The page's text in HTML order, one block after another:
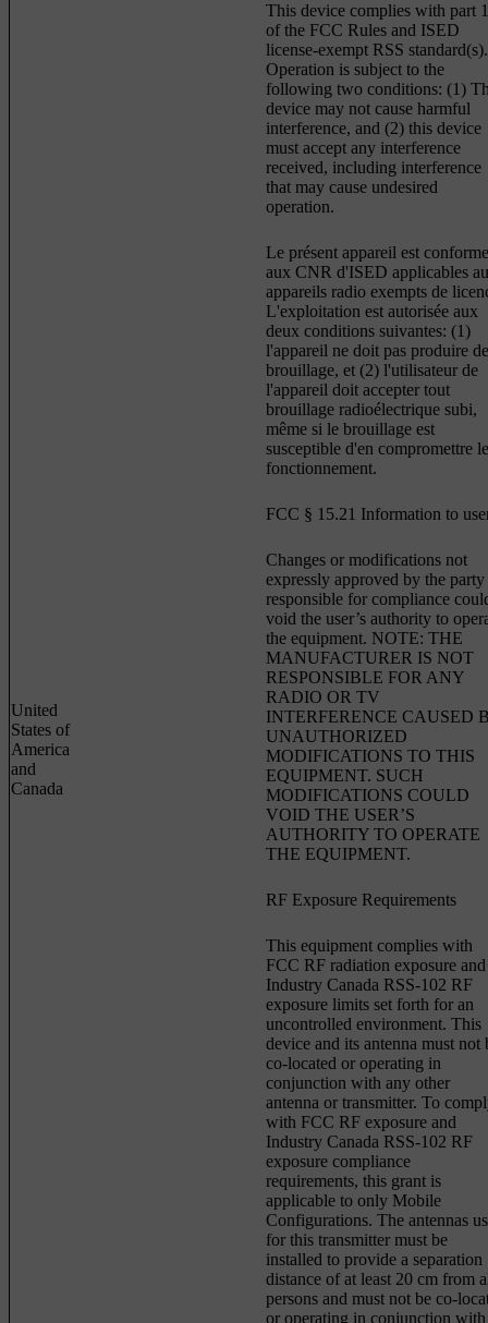
United
States of
America
and
Canada
This device complies with part
of the FCC Rules and ISED
license-exempt RSS standard(s).
Operation is subject to the
following two conditions: (1)
device may not cause harmful
interference, and (2) this device
must accept any interference
received, including interference
that may cause undesired
operation.
Le présent appareil est conforme
aux CNR d'ISED applicables
appareils radio exempts de
L'exploitation est autorisée aux
deux conditions suivantes: (1)
l'appareil ne doit pas produire de
brouillage, et (2) l'utilisateur de
l'appareil doit accepter tout
brouillage radioélectrique subi,
même si le brouillage est
susceptible d'en compromettre le
fonctionnement.
FCC § 15.21 Information to
Changes or modifications not
expressly approved by the party
responsible for compliance
void the user’s authority to
the equipment. NOTE: THE
MANUFACTURER IS NOT
RESPONSIBLE FOR ANY
RADIO OR TV
INTERFERENCE CAUSED
UNAUTHORIZED
MODIFICATIONS TO THIS
EQUIPMENT. SUCH
MODIFICATIONS COULD
VOID THE USER’S
AUTHORITY TO OPERATE
THE EQUIPMENT.
RF Exposure Requirements
This equipment complies with
FCC RF radiation exposure and
Industry Canada RSS-102 RF
exposure limits set forth for an
uncontrolled environment. This
device and its antenna must not
co-located or operating in
conjunction with any other
antenna or transmitter. To
with FCC RF exposure and
Industry Canada RSS-102 RF
exposure compliance
requirements, this grant is
applicable to only Mobile
Configurations. The antennas
for this transmitter must be
installed to provide a separation
distance of at least 20 cm from
persons and must not be co-
or operating in conjunction with